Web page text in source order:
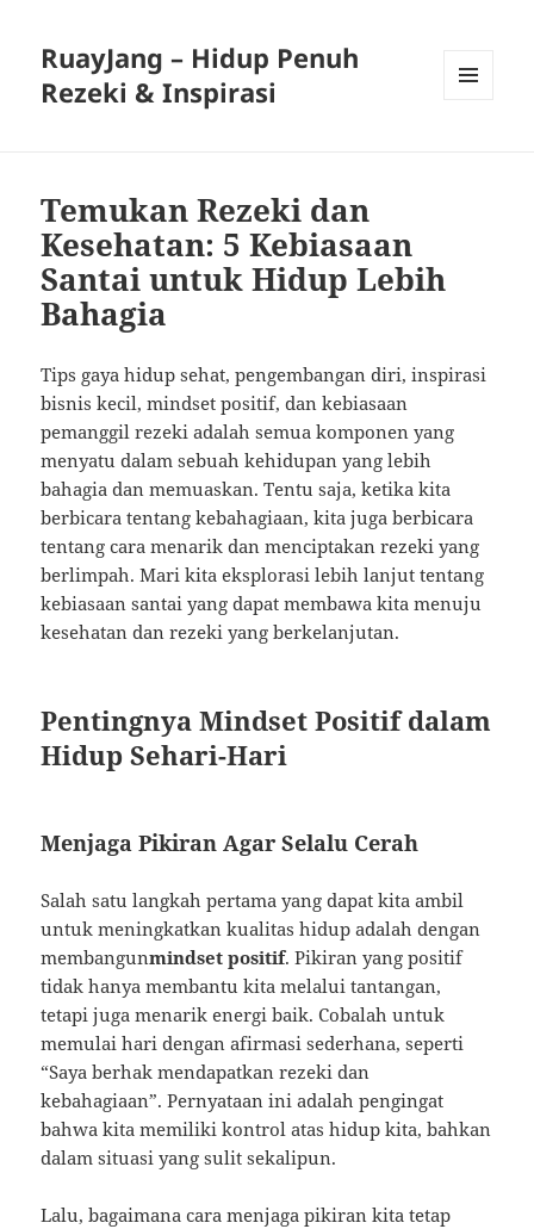
RuayJang – Hidup Penuh
Rezeki & Inspirasi
Temukan Rezeki dan
Kesehatan: 5 Kebiasaan
Santai untuk Hidup Lebih
Bahagia
Tips gaya hidup sehat, pengembangan diri, inspirasi
bisnis kecil, mindset positif, dan kebiasaan
pemanggil rezeki adalah semua komponen yang
menyatu dalam sebuah kehidupan yang lebih
bahagia dan memuaskan. Tentu saja, ketika kita
berbicara tentang kebahagiaan, kita juga berbicara
tentang cara menarik dan menciptakan rezeki yang
berlimpah. Mari kita eksplorasi lebih lanjut tentang
kebiasaan santai yang dapat membawa kita menuju
kesehatan dan rezeki yang berkelanjutan.
Pentingnya Mindset Positif dalam
Hidup Sehari-Hari
Menjaga Pikiran Agar Selalu Cerah
Salah satu langkah pertama yang dapat kita ambil
untuk meningkatkan kualitas hidup adalah dengan
membangunmindset positif. Pikiran yang positif
tidak hanya membantu kita melalui tantangan,
tetapi juga menarik energi baik. Cobalah untuk
memulai hari dengan afirmasi sederhana, seperti
“Saya berhak mendapatkan rezeki dan
kebahagiaan”. Pernyataan ini adalah pengingat
bahwa kita memiliki kontrol atas hidup kita, bahkan
dalam situasi yang sulit sekalipun.
Lalu, bagaimana cara menjaga pikiran kita tetap